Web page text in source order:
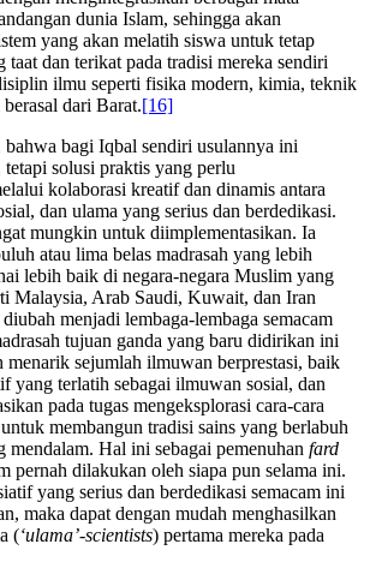
dunia Islam, sehingga akan
yang akan melatih siswa untuk tetap
dan terikat pada tradisi mereka sendiri
ilmu seperti fisika modern, kimia, teknik
dari Barat.[16]
bagi Iqbal sendiri usulannya ini
tetapi solusi praktis yang perlu
kolaborasi kreatif dan dinamis antara
dan ulama yang serius dan berdedikasi.
mungkin untuk diimplementasikan. Ia
atau lima belas madrasah yang lebih
lebih baik di negara-negara Muslim yang
Malaysia, Arab Saudi, Kuwait, dan Iran
menjadi lembaga-lembaga semacam
tujuan ganda yang baru didirikan ini
menarik sejumlah ilmuwan berprestasi, baik
yang terlatih sebagai ilmuwan sosial, dan
pada tugas mengeksplorasi cara-cara
membangun tradisi sains yang berlabuh
mendalam. Hal ini sebagai pemenuhan fard
pernah dilakukan oleh siapa pun selama ini.
yang serius dan berdedikasi semacam ini
maka dapat dengan mudah menghasilkan
(‘ulama’-scientists) pertama mereka pada